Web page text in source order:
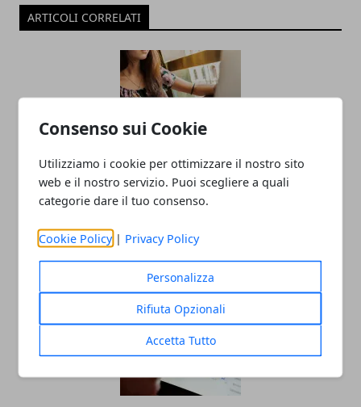
Consenso sui Cookie
Utilizziamo i cookie per ottimizzare il nostro sito
web e il nostro servizio. Puoi scegliere a quali
categorie dare il tuo consenso.
Cookie Policy | Privacy Policy
Personalizza
Rifiuta Opzionali
Accetta Tutto
ARTICOLI CORRELATI
L'importanza della salute e sicurezza
04/11/2024